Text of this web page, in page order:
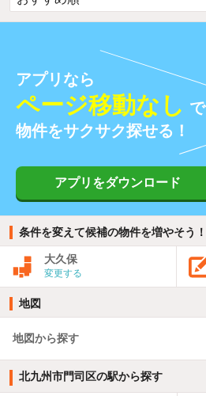
アプリなら
ページ移動なし で
物件をサクサク探せる！
アプリをダウンロード
条件を変えて候補の物件を増やそう！
大久保
変更する
地図
地図から探す
北九州市門司区の駅から探す